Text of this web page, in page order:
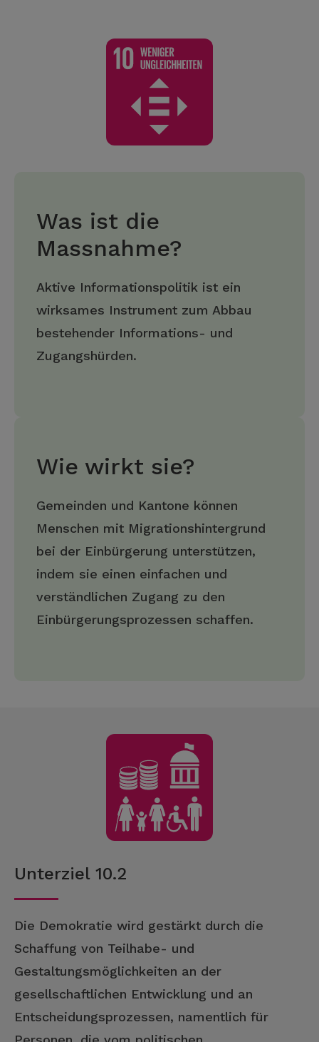
Was ist die
Massnahme?
Aktive Informationspolitik ist ein
wirksames Instrument zum Abbau
bestehender Informations- und
Zugangshürden.
Wie wirkt sie?
Gemeinden und Kantone können
Menschen mit Migrationshintergrund
bei der Einbürgerung unterstützen,
indem sie einen einfachen und
verständlichen Zugang zu den
Einbürgerungsprozessen schaffen.
Unterziel 10.2
Die Demokratie wird gestärkt durch die
Schaffung von Teilhabe- und
Gestaltungsmöglichkeiten an der
gesellschaftlichen Entwicklung und an
Entscheidungsprozessen, namentlich für